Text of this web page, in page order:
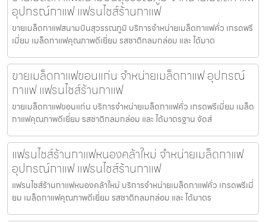
อุปกรณ์กาแฟ แฟรนไชส์ร้านกาแฟ
ขายเมล็ดกาแฟสนามบินสุวรรณภูมิ บริการจำหน่ายเมล็ดกาแฟคั่ว เกรดพรี
เมี่ยม เมล็ดกาแฟคุณภาพดีเยี่ยม รสชาติกลมกล่อม และ ได้มาต
ขายเมล็ดกาแฟขอนแก่น จำหน่ายเมล็ดกาแฟ อุปกรณ์
กาแฟ แฟรนไชส์ร้านกาแฟ
ขายเมล็ดกาแฟขอนแก่น บริการจำหน่ายเมล็ดกาแฟคั่ว เกรดพรีเมี่ยม เมล็ด
กาแฟคุณภาพดีเยี่ยม รสชาติกลมกล่อม และ ได้มาตรฐาน จัดส่
แฟรนไชส์ร้านกาแฟหนองคล้าใหม่ จำหน่ายเมล็ดกาแฟ
อุปกรณ์กาแฟ แฟรนไชส์ร้านกาแฟ
แฟรนไชส์ร้านกาแฟหนองคล้าใหม่ บริการจำหน่ายเมล็ดกาแฟคั่ว เกรดพรีเมี่
ยม เมล็ดกาแฟคุณภาพดีเยี่ยม รสชาติกลมกล่อม และ ได้มาตร